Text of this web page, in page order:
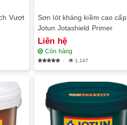
Vượt
Sơn lót kháng kiềm cao cấp
Jotun Jotashield Primer
Liên hệ
Còn hàng
1,147